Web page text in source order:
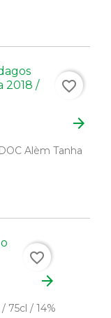
arrow_forward
Alèm Tanha
favorite_border
arrow_forward
75cl / 14%
favorite_border